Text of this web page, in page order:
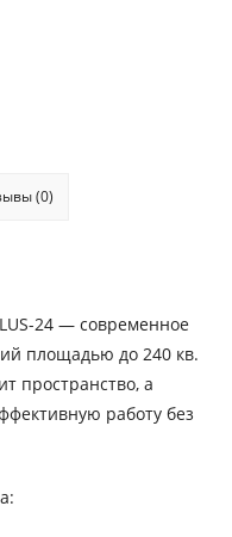
(0)
24 — современное
площадью до 240 кв.
пространство, а
работу без